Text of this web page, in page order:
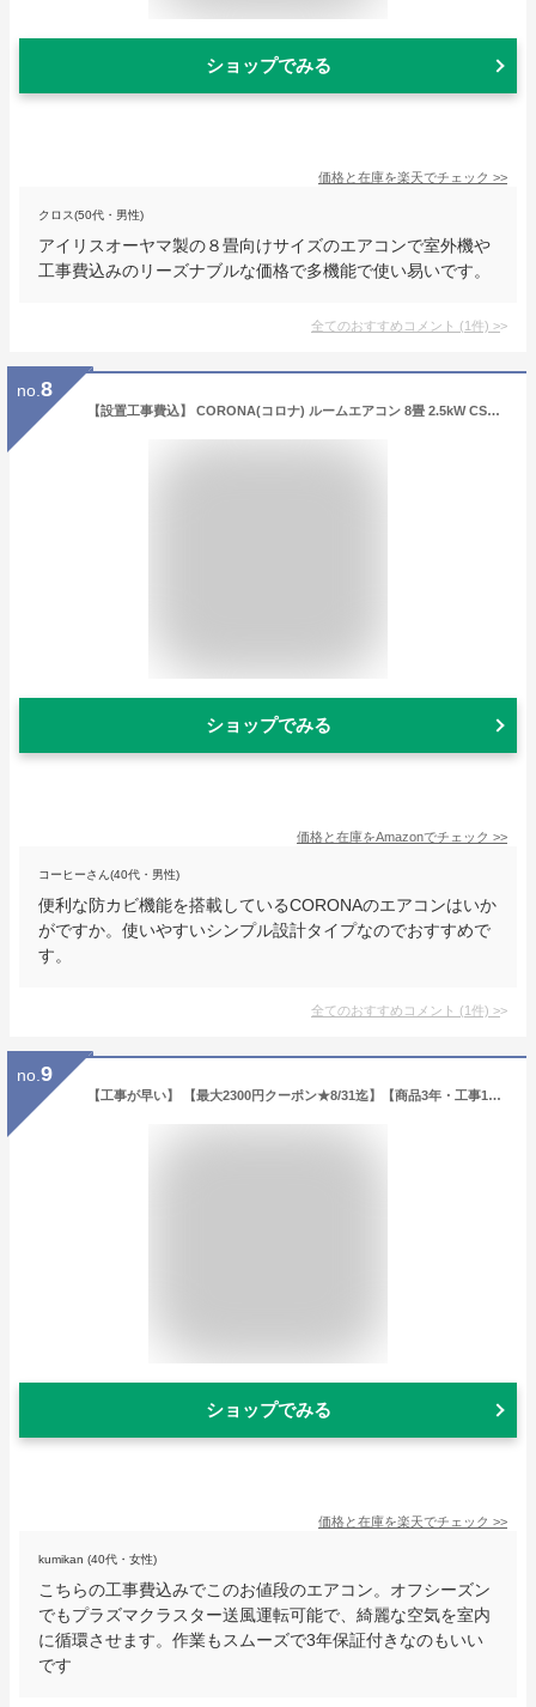
ショップでみる
価格と在庫を楽天でチェック >>
クロス(50代・男性)
アイリスオーヤマ製の８畳向けサイズのエアコンで室外機や
工事費込みのリーズナブルな価格で多機能で使い易いです。
全てのおすすめコメント (1件) >
no. 8
【設置工事費込】 CORONA(コロナ) ルームエアコン 8畳 2.5kW CSH-N2523R(W) ホワイト 抗菌 防カビ 【AC設置】
ショップでみる
価格と在庫をAmazonでチェック >>
コーヒーさん(40代・男性)
便利な防カビ機能を搭載しているCORONAのエアコンはいか
がですか。使いやすいシンプル設計タイプなのでおすすめで
す。
全てのおすすめコメント (1件) >
no. 9
【工事が早い】 【最大2300円クーポン★8/31迄】【商品3年・工事10年保証】【工事費込セット（商品＋基本工事）】 [AIRCON-08-AR] エアコン福袋 ジュプロ 当店オリジナル人気 ルームエアコン 冷房/暖房：8畳程度 プラズマクラスター付き クーラー 【楽天リフォーム認定商品】
ショップでみる
価格と在庫を楽天でチェック >>
kumikan (40代・女性)
こちらの工事費込みでこのお値段のエアコン。オフシーズン
でもプラズマクラスター送風運転可能で、綺麗な空気を室内
に循環させます。作業もスムーズで3年保証付きなのもいい
です